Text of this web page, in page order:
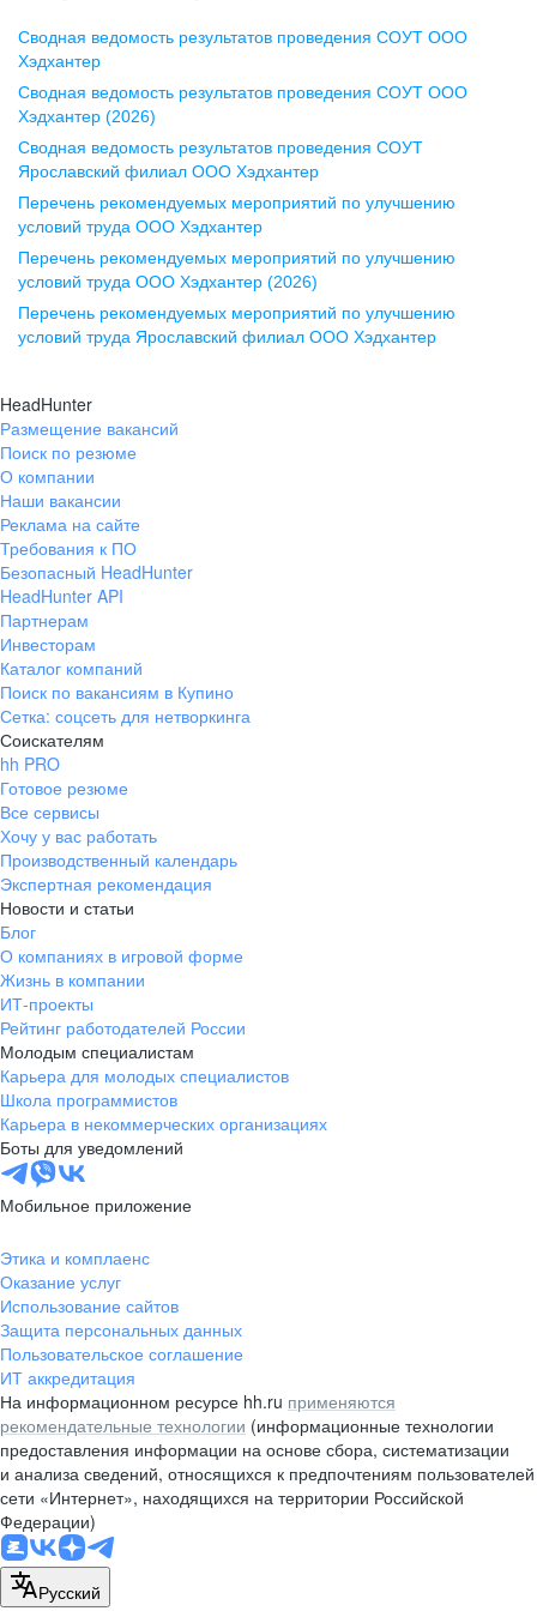
Воронеж
ул. Комиссаржевской, д. 10,
офис 1212
+7 473 280-05-05
pr@vrn.hh.ru
ул. Спартаковская, д. 2А, этаж 3,
помещение 15
+7 843 212-12-50
Екатеринбург
ул. Боевых Дружин, стр. 20,
+7 343 226-79-99
pr@ural.hh.ru
ул. Янковского, д. 169, 7 этаж,
706 каб.
+7 861 205-55-57
pr@krd.hh.ru
Владивосток
пер. Ланинский д. 4, офис 3.4
+7 423 202-33-28
pr@dv.hh.ru
Новосибирск
ул. Большевистская, д. 35,
помещение 21
+7 383 207-94-64
pr@nsk.hh.ru
Минск
пр-т Дзержинского, д. 57,
10 этаж, помещение 45-1
pr@rabota.by
Алматы
пр. Абая, д. 151, БЦ Алатау,
12 этаж, офис 1209
+7 727 232-13-13
pr@headhunter.com.kz
Сводная ведомость результатов проведения СОУТ ООО
Хэдхантер
Сводная ведомость результатов проведения СОУТ ООО
Хэдхантер (2026)
Сводная ведомость результатов проведения СОУТ
Ярославский филиал ООО Хэдхантер
Перечень рекомендуемых мероприятий по улучшению
условий труда ООО Хэдхантер
Перечень рекомендуемых мероприятий по улучшению
условий труда ООО Хэдхантер (2026)
Перечень рекомендуемых мероприятий по улучшению
условий труда Ярославский филиал ООО Хэдхантер
HeadHunter
Размещение вакансий
Поиск по резюме
О компании
Наши вакансии
Реклама на сайте
Требования к ПО
Безопасный HeadHunter
HeadHunter API
Партнерам
Инвесторам
Каталог компаний
Поиск по вакансиям в Купино
Сетка: соцсеть для нетворкинга
Соискателям
hh PRO
Готовое резюме
Все сервисы
Хочу у вас работать
Производственный календарь
Экспертная рекомендация
Новости и статьи
Блог
О компаниях в игровой форме
Жизнь в компании
ИТ-проекты
Рейтинг работодателей России
Молодым специалистам
Карьера для молодых специалистов
Школа программистов
Карьера в некоммерческих организациях
Боты для уведомлений
Мобильное приложение
Этика и комплаенс
Оказание услуг
Использование сайтов
Защита персональных данных
Пользовательское соглашение
ИТ аккредитация
На информационном ресурсе hh.ru применяются
рекомендательные технологии (информационные технологии
предоставления информации на основе сбора, систематизации
и анализа сведений, относящихся к предпочтениям пользователей
сети «Интернет», находящихся на территории Российской
Федерации)
Русский